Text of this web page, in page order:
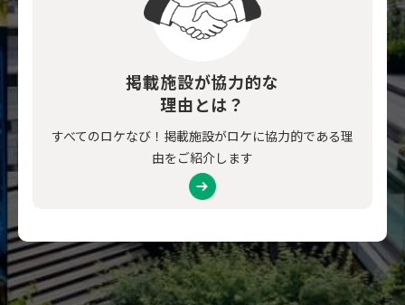
掲載施設が協力的な
理由とは？
すべてのロケなび！掲載施設がロケに協力的である理
由をご紹介します